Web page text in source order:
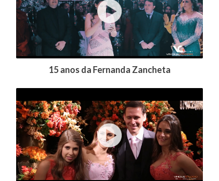
15 anos da Fernanda Zancheta